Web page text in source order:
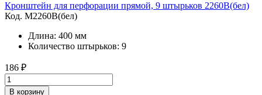
Кронштейн для перфорации прямой, 9 штырьков 2260B(бел)
Код. M2260B(бел)
Длина: 400 мм
Количество штырьков: 9
186 ₽
В корзину